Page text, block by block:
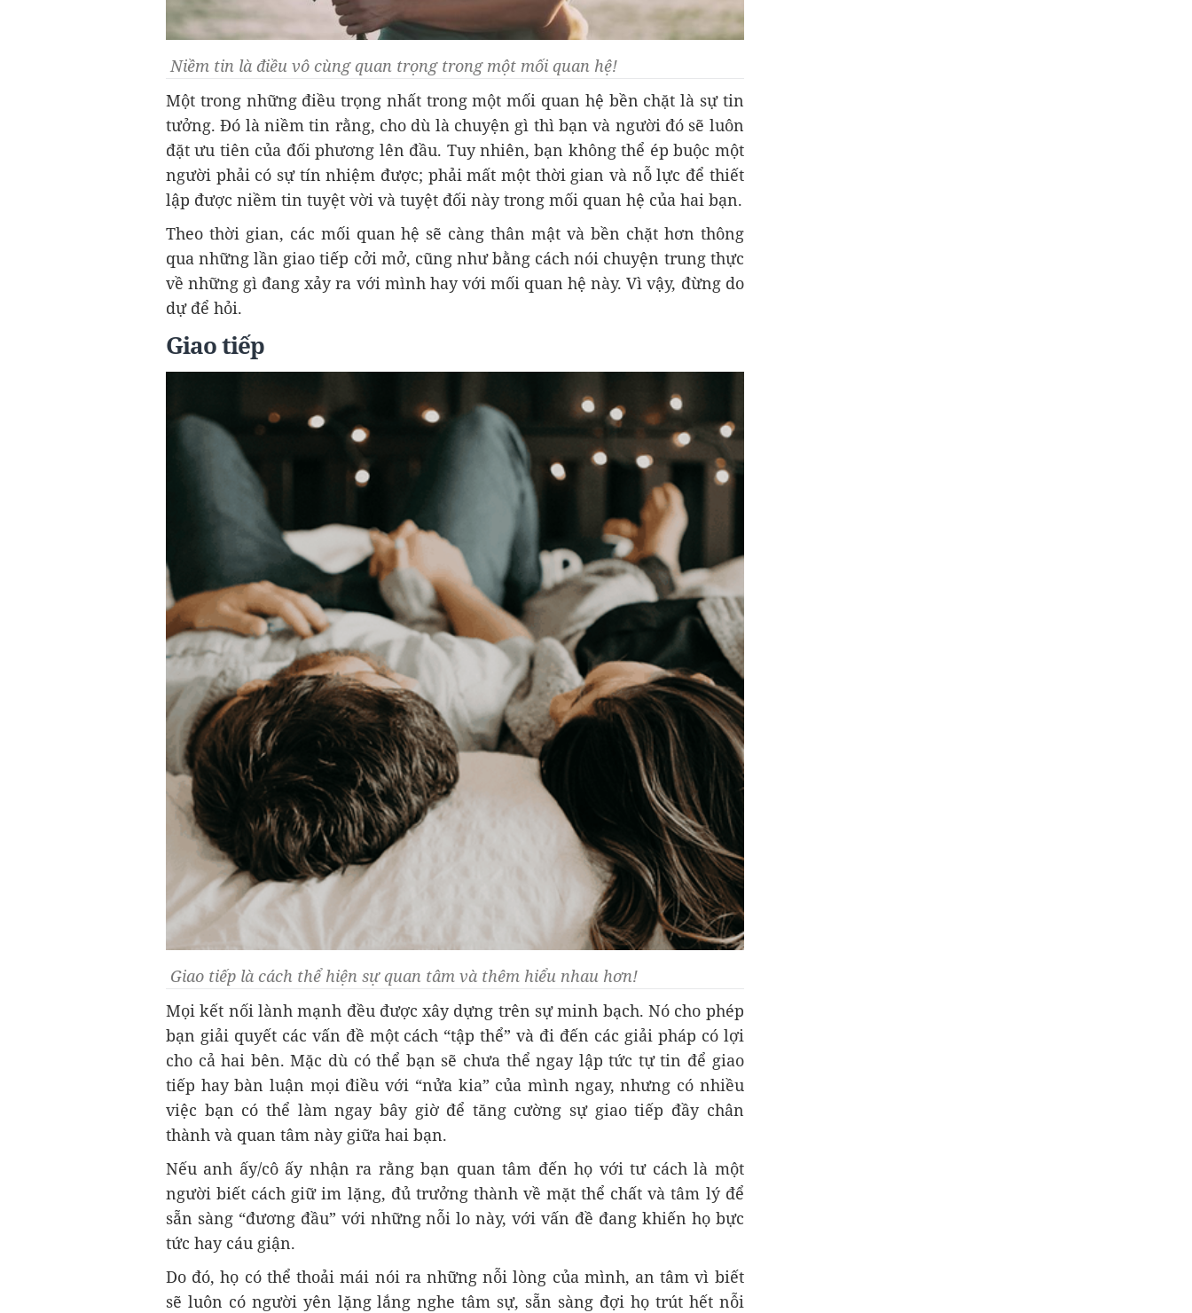
Niềm tin là điều vô cùng quan trọng trong một mối quan hệ!
Một trong những điều trọng nhất trong một mối quan hệ bền chặt là sự tin
tưởng. Đó là niềm tin rằng, cho dù là chuyện gì thì bạn và người đó sẽ luôn
đặt ưu tiên của đối phương lên đầu. Tuy nhiên, bạn không thể ép buộc một
người phải có sự tín nhiệm được; phải mất một thời gian và nỗ lực để thiết
lập được niềm tin tuyệt vời và tuyệt đối này trong mối quan hệ của hai bạn.
Theo thời gian, các mối quan hệ sẽ càng thân mật và bền chặt hơn thông
qua những lần giao tiếp cởi mở, cũng như bằng cách nói chuyện trung thực
về những gì đang xảy ra với mình hay với mối quan hệ này. Vì vậy, đừng do
dự để hỏi.
Giao tiếp
Giao tiếp là cách thể hiện sự quan tâm và thêm hiểu nhau hơn!
Mọi kết nối lành mạnh đều được xây dựng trên sự minh bạch. Nó cho phép
bạn giải quyết các vấn đề một cách “tập thể” và đi đến các giải pháp có lợi
cho cả hai bên. Mặc dù có thể bạn sẽ chưa thể ngay lập tức tự tin để giao
tiếp hay bàn luận mọi điều với “nửa kia” của mình ngay, nhưng có nhiều
việc bạn có thể làm ngay bây giờ để tăng cường sự giao tiếp đầy chân
thành và quan tâm này giữa hai bạn.
Nếu anh ấy/cô ấy nhận ra rằng bạn quan tâm đến họ với tư cách là một
người biết cách giữ im lặng, đủ trưởng thành về mặt thể chất và tâm lý để
sẵn sàng “đương đầu” với những nỗi lo này, với vấn đề đang khiến họ bực
tức hay cáu giận.
Do đó, họ có thể thoải mái nói ra những nỗi lòng của mình, an tâm vì biết
sẽ luôn có người yên lặng lắng nghe tâm sự, sẵn sàng đợi họ trút hết nỗi